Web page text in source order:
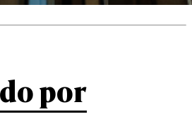
por